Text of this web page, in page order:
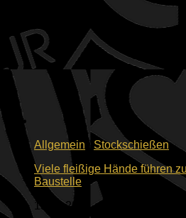
Allgemein / Stockschießen
Viele fleißige Hände führen
Baustelle
15.06.2026